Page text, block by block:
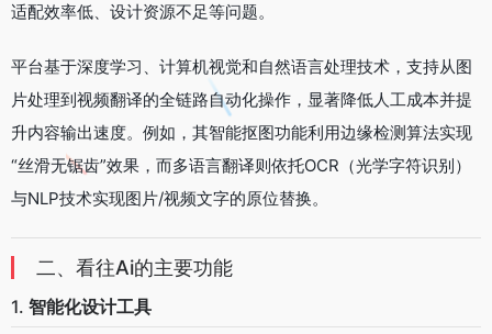
适配效率低、设计资源不足等问题。
平台基于深度学习、计算机视觉和自然语言处理技术，支持从图
片处理到视频翻译的全链路自动化操作，显著降低人工成本并提
升内容输出速度。例如，其智能抠图功能利用边缘检测算法实现
“丝滑无锯齿”效果，而多语言翻译则依托OCR（光学字符识别）
与NLP技术实现图片/视频文字的原位替换。
二、看往Ai的主要功能
1. 智能化设计工具